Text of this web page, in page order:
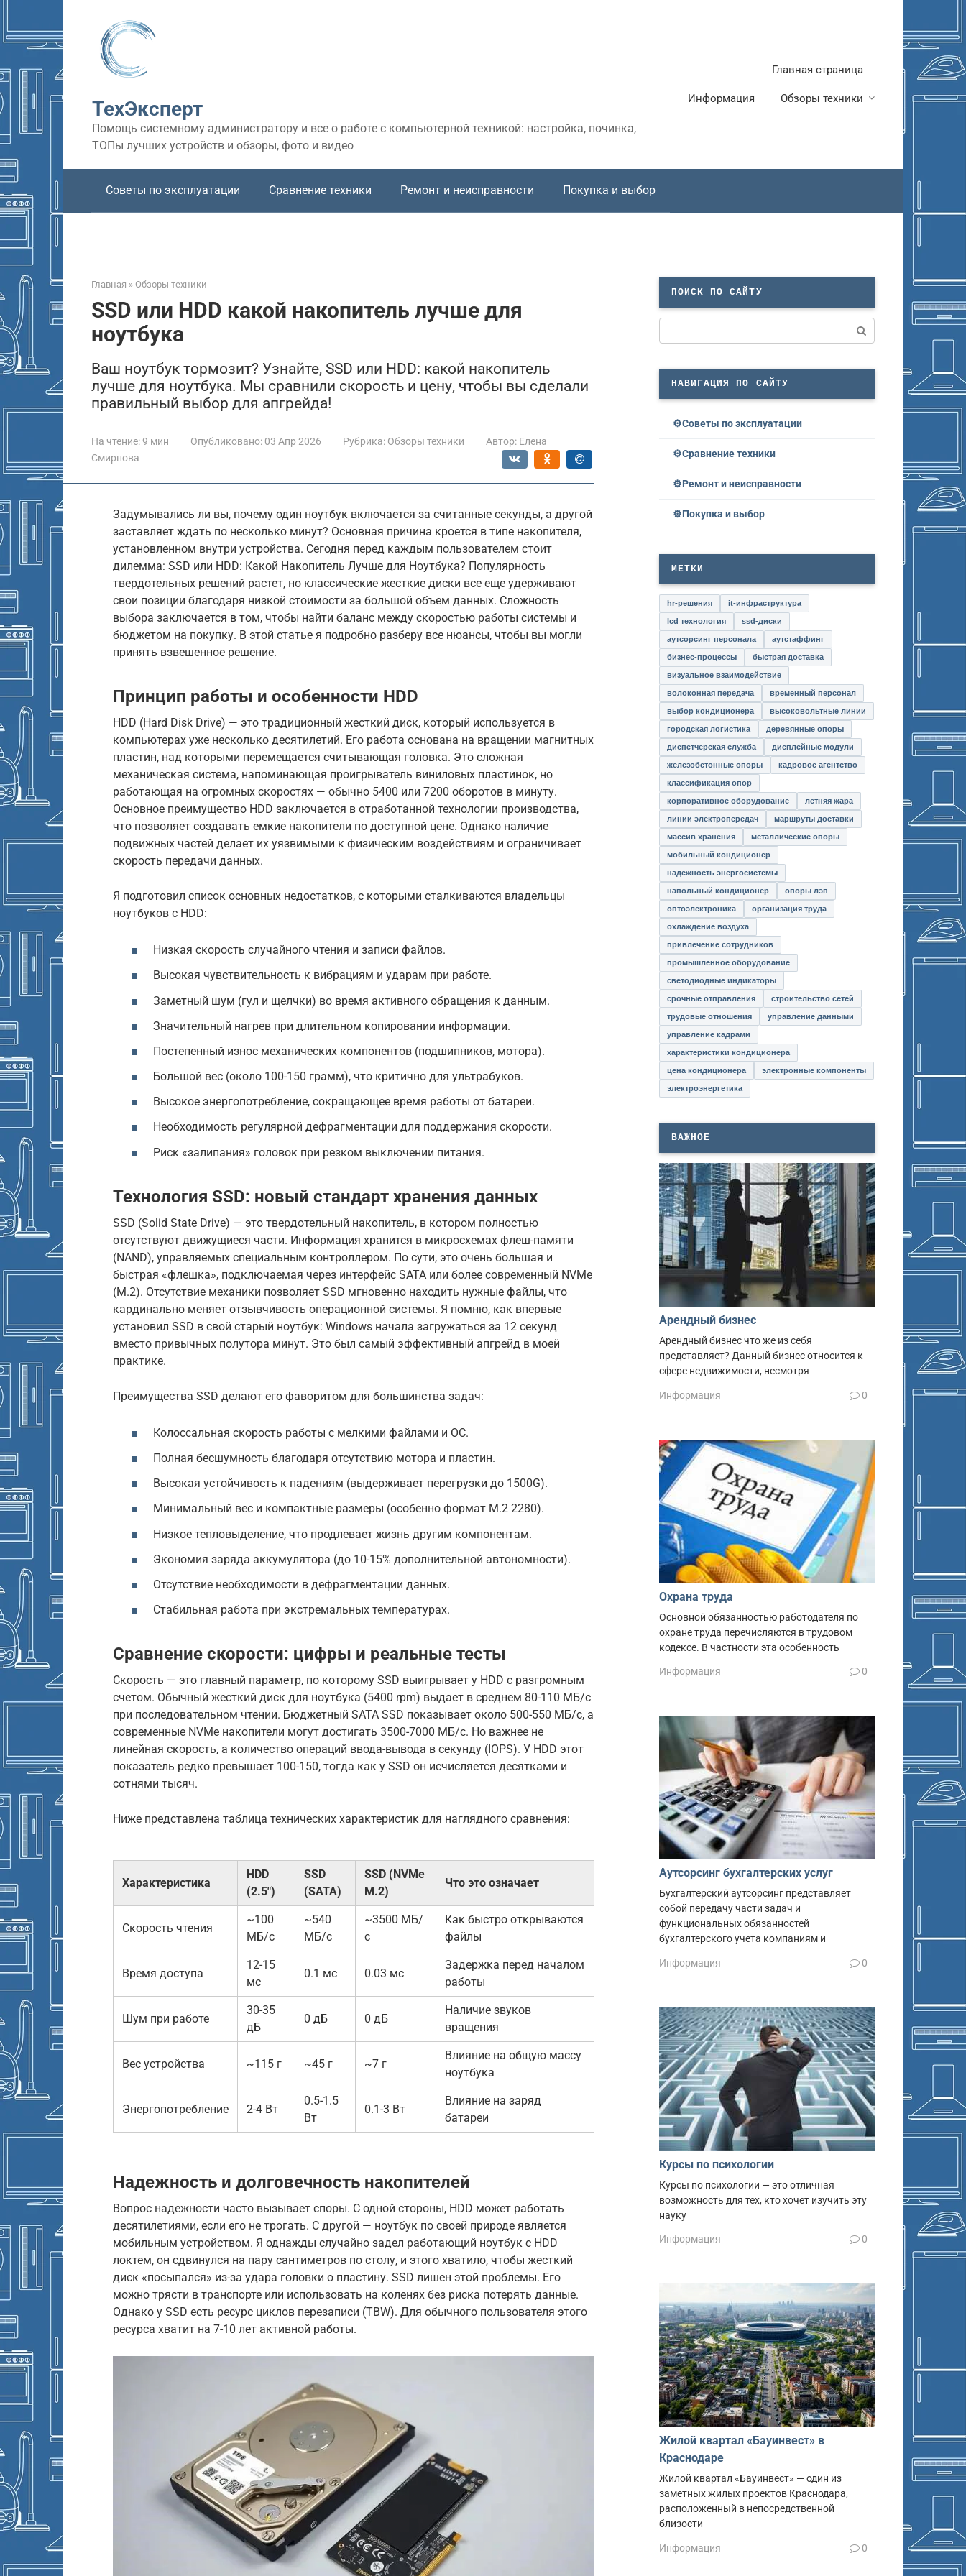
контенту
ТехЭксперт
Помощь системному администратору и все о работе с компьютерной техникой: настройка, починка,
ТОПы лучших устройств и обзоры, фото и видео
Главная страница
Информация Обзоры техники
Советы по эксплуатации Сравнение техники Ремонт и неисправности Покупка и выбор
Главная » Обзоры техники
SSD или HDD какой накопитель лучше для
ноутбука
Ваш ноутбук тормозит? Узнайте, SSD или HDD: какой накопитель
лучше для ноутбука. Мы сравнили скорость и цену, чтобы вы сделали
правильный выбор для апгрейда!
На чтение:9 мин Опубликовано: 03 Апр 2026 Рубрика: Обзоры техники Автор: Елена
Смирнова
Задумывались ли вы, почему один ноутбук включается за считанные секунды, а другой
заставляет ждать по несколько минут? Основная причина кроется в типе накопителя,
установленном внутри устройства. Сегодня перед каждым пользователем стоит
дилемма: SSD или HDD: Какой Накопитель Лучше для Ноутбука? Популярность
твердотельных решений растет, но классические жесткие диски все еще удерживают
свои позиции благодаря низкой стоимости за большой объем данных. Сложность
выбора заключается в том, чтобы найти баланс между скоростью работы системы и
бюджетом на покупку. В этой статье я подробно разберу все нюансы, чтобы вы могли
принять взвешенное решение.
Принцип работы и особенности HDD
HDD (Hard Disk Drive) — это традиционный жесткий диск, который используется в
компьютерах уже несколько десятилетий. Его работа основана на вращении магнитных
пластин, над которыми перемещается считывающая головка. Это сложная
механическая система, напоминающая проигрыватель виниловых пластинок, но
работающая на огромных скоростях — обычно 5400 или 7200 оборотов в минуту.
Основное преимущество HDD заключается в отработанной технологии производства,
что позволяет создавать емкие накопители по доступной цене. Однако наличие
подвижных частей делает их уязвимыми к физическим воздействиям и ограничивает
скорость передачи данных.
Я подготовил список основных недостатков, с которыми сталкиваются владельцы
ноутбуков с HDD:
Низкая скорость случайного чтения и записи файлов.
Высокая чувствительность к вибрациям и ударам при работе.
Заметный шум (гул и щелчки) во время активного обращения к данным.
Значительный нагрев при длительном копировании информации.
Постепенный износ механических компонентов (подшипников, мотора).
Большой вес (около 100-150 грамм), что критично для ультрабуков.
Высокое энергопотребление, сокращающее время работы от батареи.
Необходимость регулярной дефрагментации для поддержания скорости.
Риск «залипания» головок при резком выключении питания.
Технология SSD: новый стандарт хранения данных
SSD (Solid State Drive) — это твердотельный накопитель, в котором полностью
отсутствуют движущиеся части. Информация хранится в микросхемах флеш-памяти
(NAND), управляемых специальным контроллером. По сути, это очень большая и
быстрая «флешка», подключаемая через интерфейс SATA или более современный NVMe
(M.2). Отсутствие механики позволяет SSD мгновенно находить нужные файлы, что
кардинально меняет отзывчивость операционной системы. Я помню, как впервые
установил SSD в свой старый ноутбук: Windows начала загружаться за 12 секунд
вместо привычных полутора минут. Это был самый эффективный апгрейд в моей
практике.
Преимущества SSD делают его фаворитом для большинства задач:
Колоссальная скорость работы с мелкими файлами и ОС.
Полная бесшумность благодаря отсутствию мотора и пластин.
Высокая устойчивость к падениям (выдерживает перегрузки до 1500G).
Минимальный вес и компактные размеры (особенно формат M.2 2280).
Низкое тепловыделение, что продлевает жизнь другим компонентам.
Экономия заряда аккумулятора (до 10-15% дополнительной автономности).
Отсутствие необходимости в дефрагментации данных.
Стабильная работа при экстремальных температурах.
Сравнение скорости: цифры и реальные тесты
Скорость — это главный параметр, по которому SSD выигрывает у HDD с разгромным
счетом. Обычный жесткий диск для ноутбука (5400 rpm) выдает в среднем 80-110 МБ/с
при последовательном чтении. Бюджетный SATA SSD показывает около 500-550 МБ/с, а
современные NVMe накопители могут достигать 3500-7000 МБ/с. Но важнее не
линейная скорость, а количество операций ввода-вывода в секунду (IOPS). У HDD этот
показатель редко превышает 100-150, тогда как у SSD он исчисляется десятками и
сотнями тысяч.
Ниже представлена таблица технических характеристик для наглядного сравнения:
Характеристика
HDD
(2.5″)
SSD
(SATA)
SSD (NVMe
M.2)
Что это означает
Скорость чтения
~100
МБ/с
~540
МБ/с
~3500 МБ/
с
Как быстро открываются
файлы
Время доступа
12-15
мс
0.1 мс 0.03 мс
Задержка перед началом
работы
Шум при работе
30-35
дБ
0 дБ 0 дБ
Наличие звуков
вращения
Вес устройства ~115 г ~45 г ~7 г
Влияние на общую массу
ноутбука
Энергопотребление 2-4 Вт
0.5-1.5
Вт
0.1-3 Вт
Влияние на заряд
батареи
Надежность и долговечность накопителей
Вопрос надежности часто вызывает споры. С одной стороны, HDD может работать
десятилетиями, если его не трогать. С другой — ноутбук по своей природе является
мобильным устройством. Я однажды случайно задел работающий ноутбук с HDD
локтем, он сдвинулся на пару сантиметров по столу, и этого хватило, чтобы жесткий
диск «посыпался» из-за удара головки о пластину. SSD лишен этой проблемы. Его
можно трясти в транспорте или использовать на коленях без риска потерять данные.
Однако у SSD есть ресурс циклов перезаписи (TBW). Для обычного пользователя этого
ресурса хватит на 7-10 лет активной работы.
ПОИСК ПО САЙТУ
НАВИГАЦИЯ ПО САЙТУ
Советы по эксплуатации
Сравнение техники
Ремонт и неисправности
Покупка и выбор
МЕТКИ
hr-решения it-инфраструктура
lcd технология ssd-диски
аутсорсинг персонала аутстаффинг
бизнес-процессы быстрая доставка
визуальное взаимодействие
волоконная передача временный персонал
выбор кондиционера высоковольтные линии
городская логистика деревянные опоры
диспетчерская служба дисплейные модули
железобетонные опоры кадровое агентство
классификация опор
корпоративное оборудование летняя жара
линии электропередач маршруты доставки
массив хранения металлические опоры
мобильный кондиционер
надёжность энергосистемы
напольный кондиционер опоры лэп
оптоэлектроника организация труда
охлаждение воздуха
привлечение сотрудников
промышленное оборудование
светодиодные индикаторы
срочные отправления строительство сетей
трудовые отношения управление данными
управление кадрами
характеристики кондиционера
цена кондиционера электронные компоненты
электроэнергетика
ВАЖНОЕ
Арендный бизнес
Арендный бизнес что же из себя
представляет? Данный бизнес относится к
сфере недвижимости, несмотря
Информация 0
Охрана труда
Основной обязанностью работодателя по
охране труда перечисляются в трудовом
кодексе. В частности эта особенность
Информация 0
Аутсорсинг бухгалтерских услуг
Бухгалтерский аутсорсинг представляет
собой передачу части задач и
функциональных обязанностей
бухгалтерского учета компаниям и
Информация 0
Курсы по психологии
Курсы по психологии — это отличная
возможность для тех, кто хочет изучить эту
науку
Информация 0
Жилой квартал «Бауинвест» в
Краснодаре
Жилой квартал «Бауинвест» — один из
заметных жилых проектов Краснодара,
расположенный в непосредственной
близости
Информация 0